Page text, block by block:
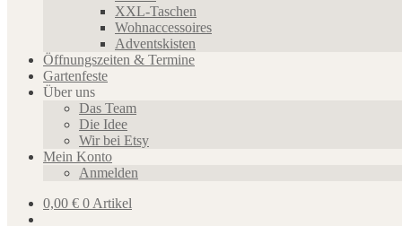
XXL-Taschen
Wohnaccessoires
Adventskisten
Öffnungszeiten & Termine
Gartenfeste
Über uns
Das Team
Die Idee
Wir bei Etsy
Mein Konto
Anmelden
0,00 € 0 Artikel